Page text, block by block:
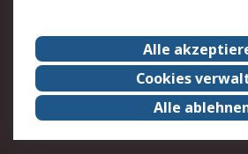
RS
Karriere bei RS
Qualität/Umwelt/Zertifikate
Event-Center
Alle
Cookies
Alle